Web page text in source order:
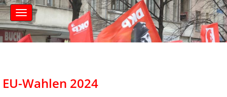
M
a
i
n
S
k
i
p
EU-Wahlen 2024